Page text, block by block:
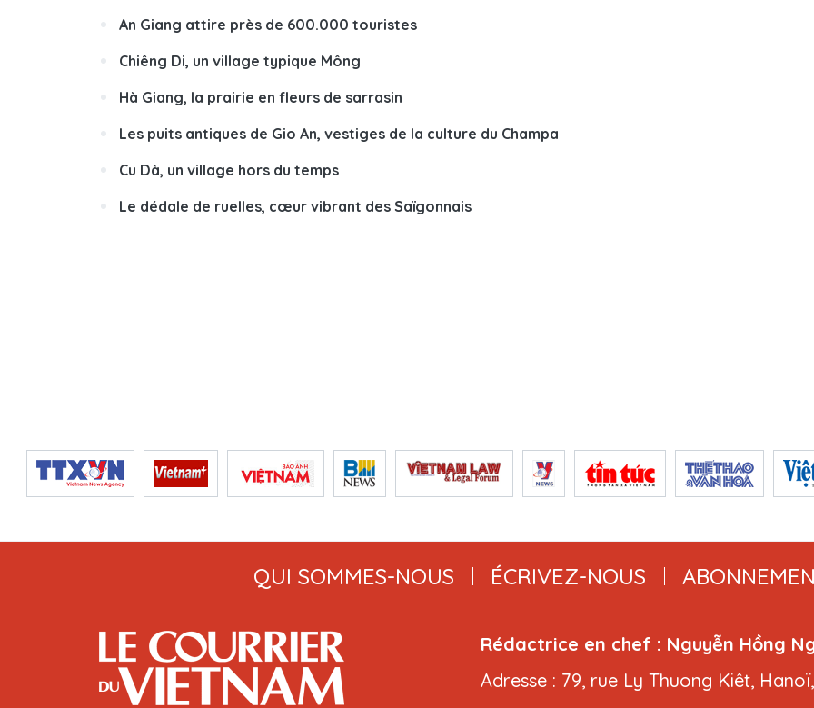
An Giang attire près de 600.000 touristes
Chiêng Di, un village typique Mông
Hà Giang, la prairie en fleurs de sarrasin
Les puits antiques de Gio An, vestiges de la culture du Champa
Cu Dà, un village hors du temps
Le dédale de ruelles, cœur vibrant des Saïgonnais
QUI SOMMES-NOUS ÉCRIVEZ-NOUS
Rédactrice en chef : Nguyễn Hồng
Adresse : 79, rue Ly Thuong Kiêt,